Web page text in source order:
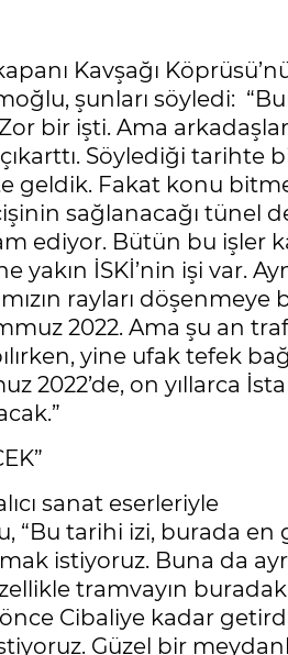
Kavşağı
şunları söyledi:
bir işti. Ama
Söylediği tarihte
geldik. Fakat konu
sağlanacağı tünel
ediyor. Bütün bu işler
İSKİ’nin işi var.
rayları döşenmeye
2022. Ama şu an
yine ufak tefek
2022’de, on yıllarca
sanat eserleriyle
tarihi izi, burada en
istiyoruz. Buna da
tramvayın
Cibaliye kadar
Güzel bir